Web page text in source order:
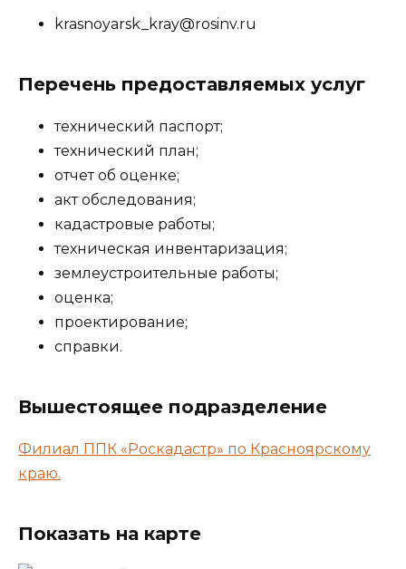
krasnoyarsk_kray@rosinv.ru
Перечень предоставляемых услуг
технический паспорт;
технический план;
отчет об оценке;
акт обследования;
кадастровые работы;
техническая инвентаризация;
землеустроительные работы;
оценка;
проектирование;
справки.
Вышестоящее подразделение
Филиал ППК «Роскадастр» по Красноярскому
краю.
Показать на карте